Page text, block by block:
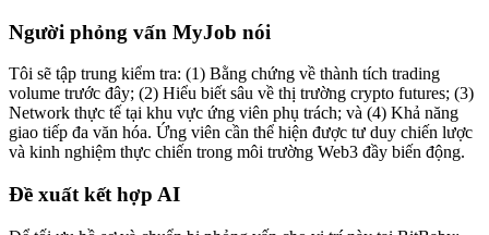
Người phỏng vấn MyJob nói
Tôi sẽ tập trung kiểm tra: (1) Bằng chứng về thành tích trading
volume trước đây; (2) Hiểu biết sâu về thị trường crypto futures; (3)
Network thực tế tại khu vực ứng viên phụ trách; và (4) Khả năng
giao tiếp đa văn hóa. Ứng viên cần thể hiện được tư duy chiến lược
và kinh nghiệm thực chiến trong môi trường Web3 đầy biến động.
Đề xuất kết hợp AI